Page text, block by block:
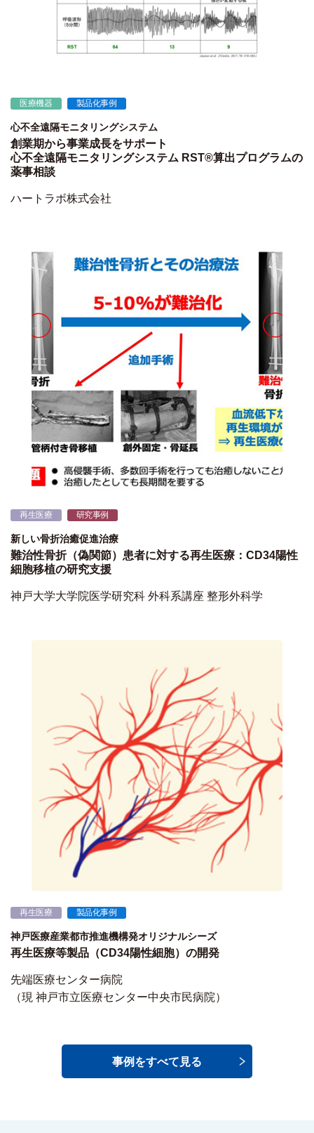
医療機器 製品化事例
心不全遠隔モニタリングシステム
創業期から事業成長をサポート
心不全遠隔モニタリングシステム RST®算出プログラムの
薬事相談
ハートラボ株式会社
再生医療 研究事例
新しい骨折治癒促進治療
難治性骨折（偽関節）患者に対する再生医療：CD34陽性
細胞移植の研究支援
神戸大学大学院医学研究科 外科系講座 整形外科学
再生医療 製品化事例
神戸医療産業都市推進機構発オリジナルシーズ
再生医療等製品（CD34陽性細胞）の開発
先端医療センター病院
（現 神戸市立医療センター中央市民病院）
事例をすべて見る